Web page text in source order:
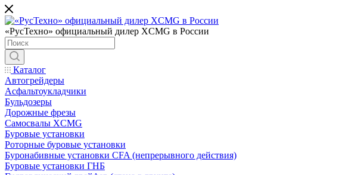
«РусТехно» официальный дилер XCMG в России
Каталог
Автогрейдеры
Асфальтоукладчики
Бульдозеры
Дорожные фрезы
Самосвалы XCMG
Буровые установки
Роторные буровые установки
Буронабивные установки CFA (непрерывного действия)
Буровые установки ГНБ